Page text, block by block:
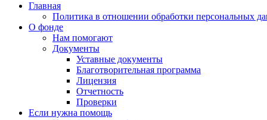
Главная
Политика в отношении обработки персональных
О фонде
Нам помогают
Документы
Уставные документы
Благотворительная программа
Лицензия
Отчетность
Проверки
Если нужна помощь